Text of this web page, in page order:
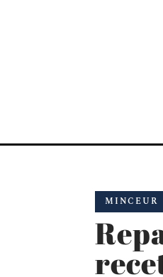
MINCEUR